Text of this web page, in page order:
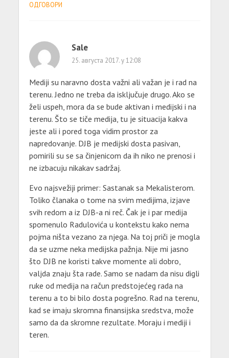
ОДГОВОРИ
Sale
25. августа 2017. у 12:08
Mediji su naravno dosta važni ali važan je i rad na
terenu. Jedno ne treba da isključuje drugo. Ako se
želi uspeh, mora da se bude aktivan i medijski i na
terenu. Što se tiče medija, tu je situacija kakva
jeste ali i pored toga vidim prostor za
napredovanje. DJB je medijski dosta pasivan,
pomirili su se sa činjenicom da ih niko ne prenosi i
ne izbacuju nikakav sadržaj.
Evo najsvežiji primer: Sastanak sa Mekalisterom.
Toliko članaka o tome na svim medijima, izjave
svih redom a iz DJB-a ni reč. Čak je i par medija
spomenulo Radulovića u kontekstu kako nema
pojma ništa vezano za njega. Na toj priči je mogla
da se uzme neka medijska pažnja. Nije mi jasno
što DJB ne koristi takve momente ali dobro,
valjda znaju šta rade. Samo se nadam da nisu digli
ruke od medija na račun predstojećeg rada na
terenu a to bi bilo dosta pogrešno. Rad na terenu,
kad se imaju skromna finansijska sredstva, može
samo da da skromne rezultate. Moraju i mediji i
teren.